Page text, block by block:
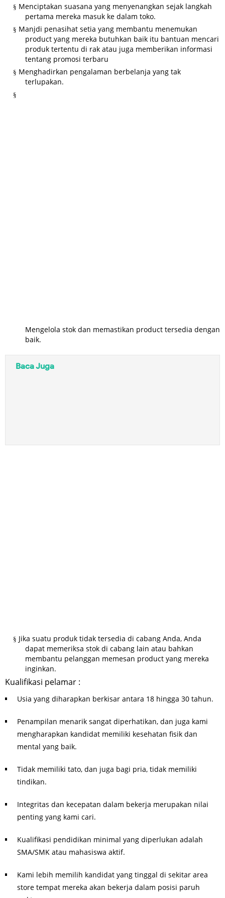
§ Menciptakan suasana yang menyenangkan sejak langkah
pertama mereka masuk ke dalam toko.
§ Manjdi penasihat setia yang membantu menemukan
product yang mereka butuhkan baik itu bantuan mencari
produk tertentu di rak atau juga memberikan informasi
tentang promosi terbaru
§ Menghadirkan pengalaman berbelanja yang tak
terlupakan.
§
Mengelola stok dan memastikan product tersedia dengan
baik.
Baca Juga
§ Jika suatu produk tidak tersedia di cabang Anda, Anda
dapat memeriksa stok di cabang lain atau bahkan
membantu pelanggan memesan product yang mereka
inginkan.
Kualifikasi pelamar :
Usia yang diharapkan berkisar antara 18 hingga 30 tahun.
Penampilan menarik sangat diperhatikan, dan juga kami
mengharapkan kandidat memiliki kesehatan fisik dan
mental yang baik.
Tidak memiliki tato, dan juga bagi pria, tidak memiliki
tindikan.
Integritas dan kecepatan dalam bekerja merupakan nilai
penting yang kami cari.
Kualifikasi pendidikan minimal yang diperlukan adalah
SMA/SMK atau mahasiswa aktif.
Kami lebih memilih kandidat yang tinggal di sekitar area
store tempat mereka akan bekerja dalam posisi paruh